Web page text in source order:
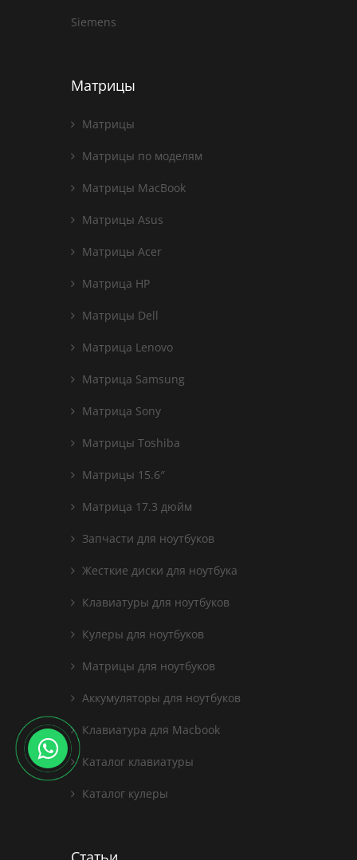
Siemens
Матрицы
Матрицы
Матрицы по моделям
Матрицы MacBook
Матрицы Asus
Матрицы Acer
Матрица HP
Матрицы Dell
Матрица Lenovo
Матрица Samsung
Матрица Sony
Матрицы Toshiba
Матрицы 15.6″
Матрица 17.3 дюйм
Запчасти для ноутбуков
Жесткие диски для ноутбука
Клавиатуры для ноутбуков
Кулеры для ноутбуков
Матрицы для ноутбуков
Аккумуляторы для ноутбуков
Клавиатура для Macbook
Каталог клавиатуры
Каталог кулеры